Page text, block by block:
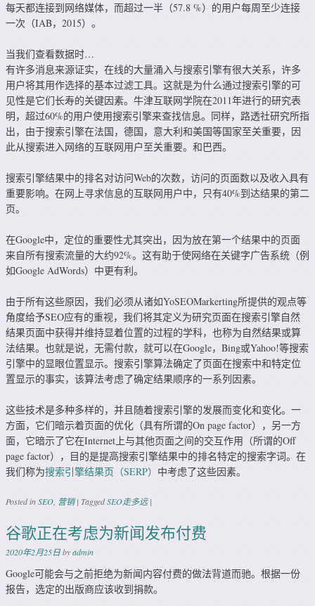
每天都连接到网络媒体，而超过一半（57.8 %）的用户每周至少连接
一次（IAB，2015）。
当我们查看数据时…
有许多消息来源证实，在线的大量涌入与搜索引擎有很大关系，许多
用户将其用作选择的基本过滤工具。这就是为什么通过搜索引擎的可
见性是它们长寿的关键因素。牛津互联网学院在2011年进行的研究表
明，超过60%的用户使用搜索引擎来查找信息。同样，路透社研究所指
出，由于搜索引擎在法国，德国，意大利和美国等国家至关重要，因
此从搜索进入网络的互联网用户至关重要。和巴西。
搜索引擎结果中的排名对访问Web的次数，访问的页面数以及收入具有
重要影响。在网上寻求信息的互联网用户中，只有40%到达结果的第二
页。
在Google中，定位的重要性尤其突出，因为放在第一个结果中的页面
来自所有搜索流量的大约92%。这有助于使网络在关键字广告系统（例
如Google AdWords）中更有利。
由于所有这些原因，我们必须从诸如YoSEOMarkerting所提供的观点等
角度给予SEO应有的重视，我们将其定义为研究页面在搜索引擎自然
结果页面中获得并维持显着位置的过程的学科，也称为自然结果或算
法结果。也就是说，无需付款，就可以在Google，Bing或Yahoo!等搜索
引擎中的显眼位置显示。搜索引擎算法确定了页面在搜索中和特定位
置显示的事实，该算法考虑了确定结果顺序的一系列因素。
这些技术是多种多样的，并且随着搜索引擎的发展而变化和变化。一
方面，它们暗示着页面的优化（具有所谓的On page factor），另一方
面，它暗示了它在Internet上与其他页面之间的交互作用（所谓的Off
page factor），目的是提高搜索引擎结果中的排名特定的搜索字词。在
我们称为搜索引擎结果页（SERP） 中考虑了这些因素。
Posted inSEO, 营销 | TaggedSEO走多远 |
谷歌正在考虑为新闻发布付费
2020年2月25日byadmin
Google可能会与之前拒绝为新闻内容付费的做法背道而驰。根据一份
报告，选定的出版商应该收到捐款。